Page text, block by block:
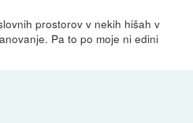
prostorov v nekih hišah v
Pa to po moje ni edini